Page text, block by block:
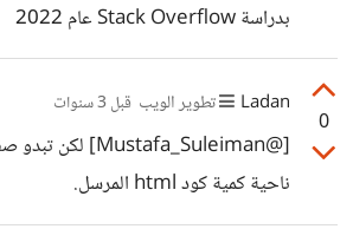
بدراسة Stack Overflow عام 2022
0
Ladan تطوير الويب قبل 3 سنوات
ناحية كمية كود html المرسل.